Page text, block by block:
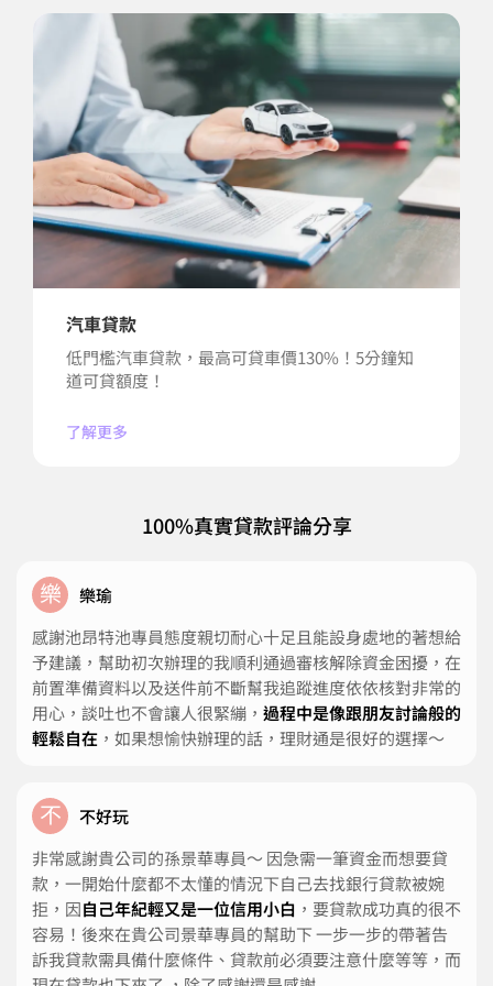
汽車貸款
低門檻汽車貸款，最高可貸車價130%！5分鐘知
道可貸額度！
了解更多
100%真實貸款評論分享
樂
樂瑜
感謝池昂特池專員態度親切耐心十足且能設身處地的著想給
予建議，幫助初次辦理的我順利通過審核解除資金困擾，在
前置準備資料以及送件前不斷幫我追蹤進度依依核對非常的
用心，談吐也不會讓人很緊繃， 過程中是像跟朋友討論般的
輕鬆自在 ，如果想愉快辦理的話，理財通是很好的選擇～
不
不好玩
非常感謝貴公司的孫景華專員～ 因急需一筆資金而想要貸
款，一開始什麼都不太懂的情況下自己去找銀行貸款被婉
拒，因自己年紀輕又是一位信用小白 ，要貸款成功真的很不
容易！後來在貴公司景華專員的幫助下 一步一步的帶著告
訴我貸款需具備什麼條件、貸款前必須要注意什麼等等，而